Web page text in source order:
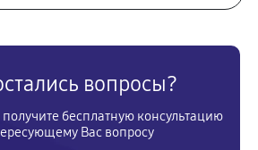
вопросы?
получите бесплатную консультацию
Вас вопросу